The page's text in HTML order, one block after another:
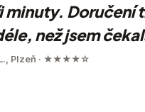
minuty. Doručení
než jsem
Plzeň · ★★★★☆